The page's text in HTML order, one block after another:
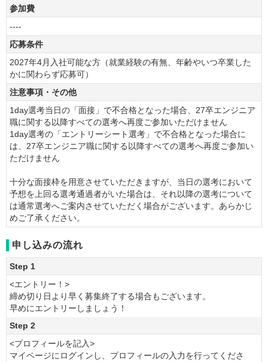
参加費
----
応募条件
2027年4月入社可能な方（就業経験の有無、年齢やいつ卒業した
かに関わらず応募可）
注意事項・その他
1day選考当日の「面接」で不合格となった場合、27卒エンジニア
職に関する以降すべての選考へ再度ご参加いただけません
1day選考の「エントリーシート選考」で不合格となった場合に
は、27卒エンジニア職に関する以降すべての選考へ再度ご参加い
ただけません
十分な面接枠を用意させていただきますが、当日の選考において
予想を上回る選考通過者がいた場合は、それ以降の選考について
は通常選考へご案内させていただく場合がございます。あらかじ
めご了承ください。
申し込みの流れ
Step 1
<エントリー！>
締め切り日より早く募集終了する場合もございます。
早めにエントリーしましょう！
Step 2
<プロフィールを記入>
マイページにログインし、プロフィールの入力を行ってくださ